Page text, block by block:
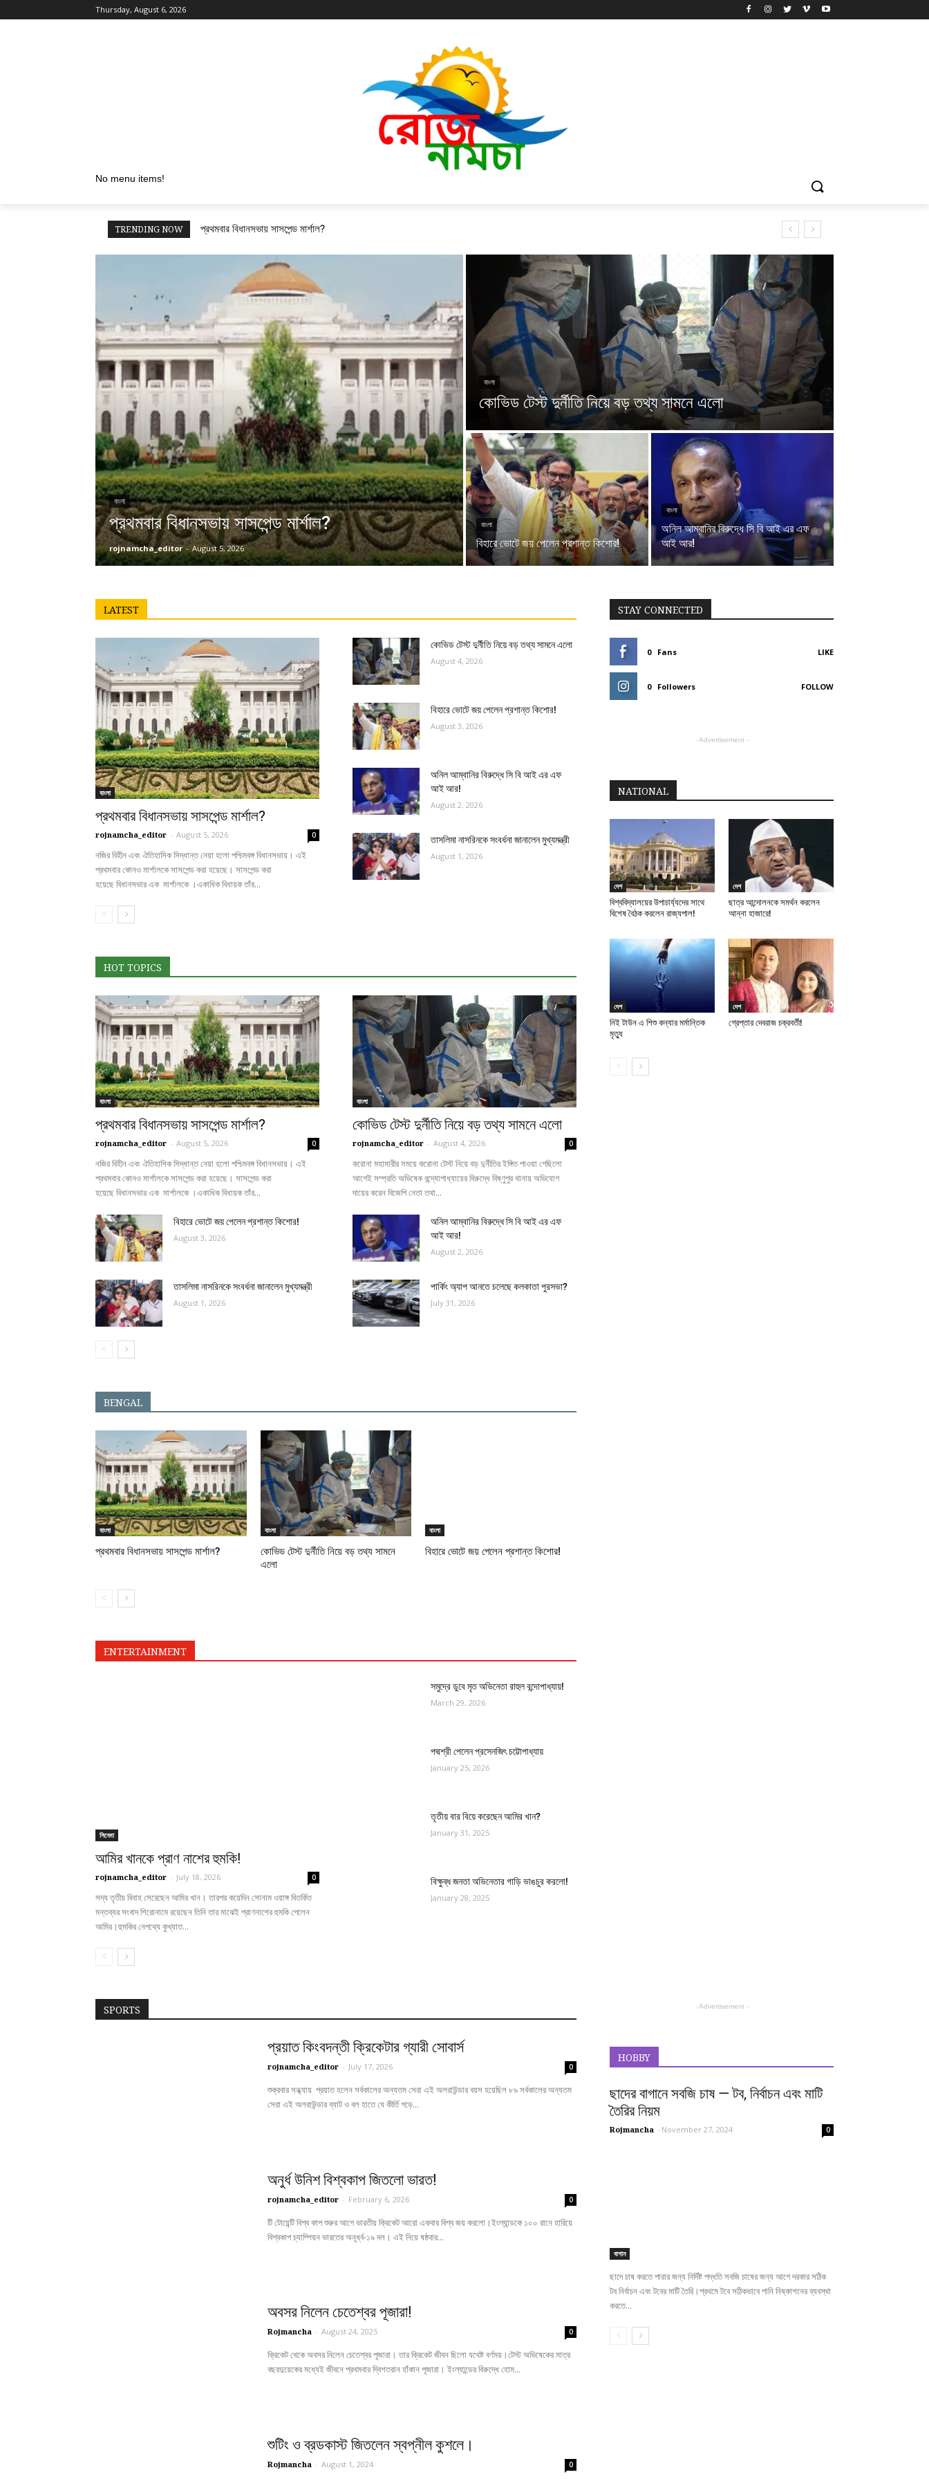
Thursday, August 6, 2026
No menu items!
TRENDING NOW প্রথমবার বিধানসভায় সাসপেন্ড মার্শাল?
বাংলা
প্রথমবার বিধানসভায় সাসপেন্ড মার্শাল?
rojnamcha_editor - August 5, 2026
বাংলা
কোভিড টেস্ট দুর্নীতি নিয়ে বড় তথ্য সামনে এলো
বাংলা
বিহারে ভোটে জয় পেলেন প্রশান্ত কিশোর!
বাংলা
অনিল আম্বানির বিরুদ্ধে সি বি আই এর এফ
আই আর!
LATEST
বাংলা
প্রথমবার বিধানসভায় সাসপেন্ড মার্শাল?
rojnamcha_editor - August 5, 2026 0
নজির বিহীন এবং ঐতিহাসিক সিদ্ধান্ত নেয়া হলো পশ্চিমবঙ্গ বিধানসভায়। এই
প্রথমবার কোনও মার্শালকে সাসপেন্ড করা হয়েছে। সাসপেন্ড করা
হয়েছে বিধানসভার এক মার্শালকে ।একাধিক বিধায়ক তাঁর...
কোভিড টেস্ট দুর্নীতি নিয়ে বড় তথ্য সামনে এলো
August 4, 2026
বিহারে ভোটে জয় পেলেন প্রশান্ত কিশোর!
August 3, 2026
অনিল আম্বানির বিরুদ্ধে সি বি আই এর এফ
আই আর!
August 2, 2026
তাসলিমা নাসরিনকে সংবর্ধনা জানালেন মুখ্যমন্ত্রী
August 1, 2026
HOT TOPICS
বাংলা
প্রথমবার বিধানসভায় সাসপেন্ড মার্শাল?
rojnamcha_editor - August 5, 2026 0
নজির বিহীন এবং ঐতিহাসিক সিদ্ধান্ত নেয়া হলো পশ্চিমবঙ্গ বিধানসভায়। এই
প্রথমবার কোনও মার্শালকে সাসপেন্ড করা হয়েছে। সাসপেন্ড করা
হয়েছে বিধানসভার এক মার্শালকে ।একাধিক বিধায়ক তাঁর...
বাংলা
কোভিড টেস্ট দুর্নীতি নিয়ে বড় তথ্য সামনে এলো
rojnamcha_editor - August 4, 2026 0
করোনা মহামারীর সময়ে করোনা টেস্ট নিয়ে বড় দুর্নীতির ইঙ্গিত পাওয়া গেছিলো
আগেই সম্প্রতি অভিষেক বন্দ্যোপাধ্যায়ের বিরুদ্ধে বিষ্ণুপুর থানায় অভিযোগ
দায়ের করেন বিজেপি নেতা তথা...
বিহারে ভোটে জয় পেলেন প্রশান্ত কিশোর!
August 3, 2026
অনিল আম্বানির বিরুদ্ধে সি বি আই এর এফ
আই আর!
August 2, 2026
তাসলিমা নাসরিনকে সংবর্ধনা জানালেন মুখ্যমন্ত্রী
August 1, 2026
পার্কিং অ্যাপ আনতে চলেছে কলকাতা পুরসভা?
July 31, 2026
BENGAL
বাংলা
প্রথমবার বিধানসভায় সাসপেন্ড মার্শাল?
বাংলা
কোভিড টেস্ট দুর্নীতি নিয়ে বড় তথ্য সামনে
এলো
বাংলা
বিহারে ভোটে জয় পেলেন প্রশান্ত কিশোর!
ENTERTAINMENT
সিনেমা
আমির খানকে প্রাণ নাশের হুমকি!
rojnamcha_editor - July 18, 2026 0
সদ্য তৃতীয় বিবাহ সেরেছেন আমির খান। তারপর কয়েদিন সোনাম ওয়াঙ্গ বিতর্কিত
মন্তব্যর সংবাদ শিরোনামে রয়েছেন তিনি তার মাঝেই প্রাণনাশের হুমকি পেলেন
আমির।হুমকির নেপথ্যে কুখ্যাত...
সমুদ্রে ডুবে মৃত অভিনেতা রাহুল বন্দোপাধ্যায়!
March 29, 2026
পদ্মশ্রী পেলেন প্রসেনজিৎ চট্টোপাধ্যায়
January 25, 2026
তৃতীয় বার বিয়ে করেছেন আমির খান?
January 31, 2025
বিক্ষুব্ধ জনতা অভিনেতার গাড়ি ভাঙচুর করলো!
January 28, 2025
STAY CONNECTED
0 Fans LIKE
0 Followers FOLLOW
- Advertisement -
NATIONAL
দেশ
বিশ্ববিদ্যালয়ের উপাচার্য্যদের সাথে
বিশেষ বৈঠক করলেন রাজ্যপাল!
দেশ
ছাত্র আন্দোলনকে সমর্থন করলেন
আন্না হাজারে!
দেশ
নিই টাউন এ শিশু কন্যার মর্মান্তিক
মৃত্যু
দেশ
গ্রেপ্তার দেবরাজ চক্রবর্তী!
SPORTS
প্রয়াত কিংবদন্তী ক্রিকেটার গ্যারী সোবার্স
rojnamcha_editor - July 17, 2026 0
শুক্রবার সন্ধ্যায় প্রয়াত হলেন সর্বকালের অন্যতম সেরা এই অলরাউন্ডার বয়স হয়েছিল ৮৯ সর্বকালের অন্যতম
সেরা এই অলরাউন্ডার ব্যাট ও বল হাতে যে কীর্তি গড়ে...
অনুর্ধ উনিশ বিশ্বকাপ জিতলো ভারত!
rojnamcha_editor - February 6, 2026 0
টি টোয়েন্টি বিশ্ব কাপ শুরুর আগে ভারতীয় ক্রিকেট আরো একবার বিশ্ব জয় করলো।ইংল্যান্ডকে ১০০ রানে হারিয়ে
বিশ্বকাপ চ্যাম্পিয়ন ভারতের অনূর্ধ্ব-১৯ দল। এই নিয়ে ষষ্ঠবার...
অবসর নিলেন চেতেশ্বর পূজারা!
Rojmancha - August 24, 2025 0
ক্রিকেট থেকে অবসর নিলেন চেতেশ্বর পূজারা। তার ক্রিকেট জীবন ছিলো যথেষ্ট বর্ণময়।টেস্ট অভিষেকের মাত্র
বছরদুয়েকের মধ্যেই জীবনে প্রথমবার দ্বিশতরান হাঁকান পূজারা। ইংল্যান্ডের বিরুদ্ধে হোম...
শুটিং ও ব্রডকাস্ট জিতলেন স্বপ্নীল কুশলে।
Rojmancha - August 1, 2024 0
- Advertisement -
HOBBY
ছাদের বাগানে সবজি চাষ — টব, নির্বাচন এবং মাটি
তৈরির নিয়ম
Rojmancha - November 27, 2024 0
বাগান
ছাদে চাষ করতে পারার জন্য নির্দিষ্ট পদ্ধতি সবজি চাষের জন্য আগে দরকার সঠিক
টব নির্বাচন এবং টবের মাটি তৈরি।প্রথমে টবে সঠিকভাবে পানি নিষ্কাশনের ব্যবস্থা
করতে...